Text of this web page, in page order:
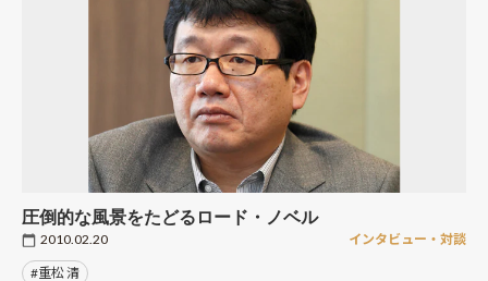
圧倒的な風景をたどるロード・ノベル
2010.02.20 インタビュー・対談
#重松 清